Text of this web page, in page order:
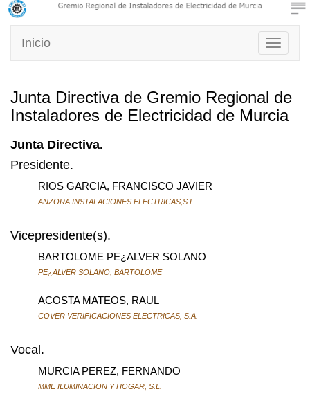
Toggle
Inicio
Junta Directiva de Gremio Regional de
Instaladores de Electricidad de Murcia
Junta Directiva.
Presidente.
RIOS GARCIA, FRANCISCO JAVIER
ANZORA INSTALACIONES ELECTRICAS,S.L
Vicepresidente(s).
BARTOLOME PE¿ALVER SOLANO
PE¿ALVER SOLANO, BARTOLOME
ACOSTA MATEOS, RAUL
COVER VERIFICACIONES ELECTRICAS, S.A.
Vocal.
MURCIA PEREZ, FERNANDO
MME ILUMINACION Y HOGAR, S.L.